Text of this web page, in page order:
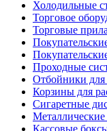
Холодильные
Торговое
Торговые
Проходные
Отбойники для
Корзины для
Сигаретные
Кассовые